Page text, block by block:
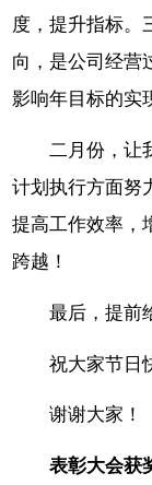
度，提升指标。
向，是公司经营
影响年目标的实
二月份，让
计划执行方面努
提高工作效率，
跨越！
最后，提前
祝大家节日
谢谢大家！
表彰大会获